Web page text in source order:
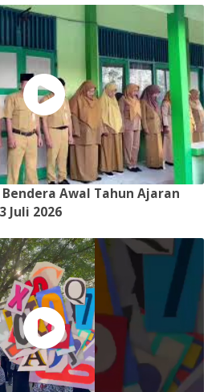
Awal Tahun Ajaran
Juli 2026